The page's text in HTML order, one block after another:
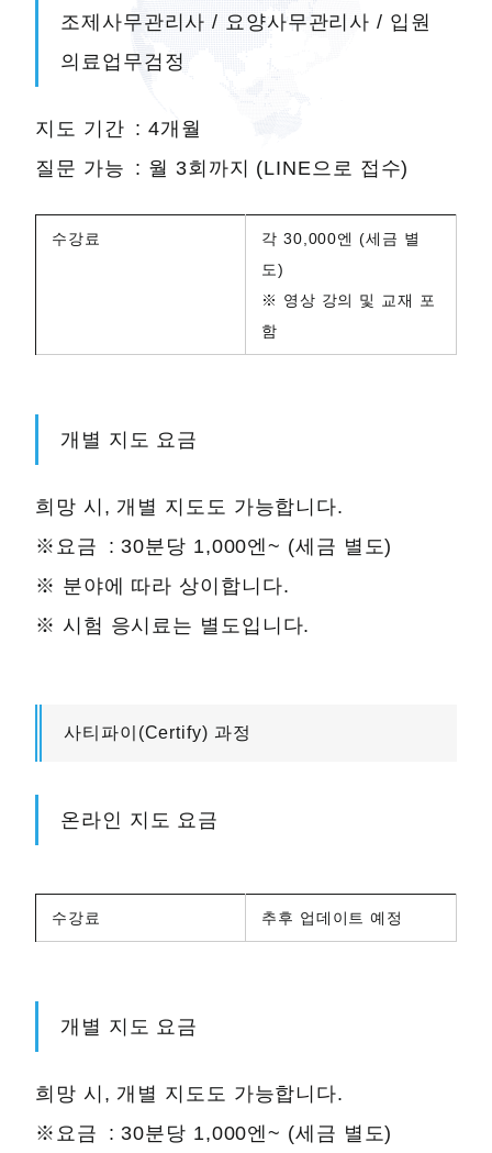
조제사무관리사 / 요양사무관리사 / 입원
의료업무검정
지도 기간 : 4개월
질문 가능 : 월 3회까지 (LINE으로 접수)
수강료
각 30,000엔 (세금 별
도)
※ 영상 강의 및 교재 포
함
개별 지도 요금
희망 시, 개별 지도도 가능합니다.
※요금 : 30분당 1,000엔~ (세금 별도)
※ 분야에 따라 상이합니다.
※ 시험 응시료는 별도입니다.
사티파이(Certify) 과정
온라인 지도 요금
수강료 추후 업데이트 예정
개별 지도 요금
희망 시, 개별 지도도 가능합니다.
※요금 : 30분당 1,000엔~ (세금 별도)